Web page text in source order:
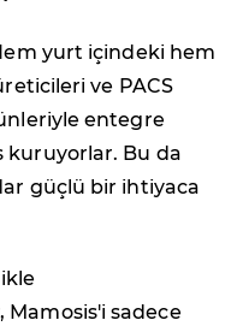
yurt içindeki hem
ve PACS
entegre
kuruyorlar. Bu da
güçlü bir ihtiyaca
Mamosis'i sadece